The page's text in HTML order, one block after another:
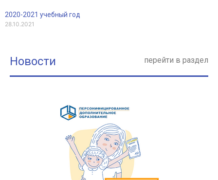
2020-2021 учебный год
28.10.2021
Новости перейти в раздел